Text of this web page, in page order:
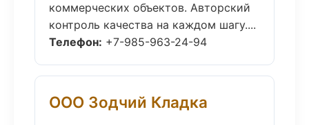
коммерческих объектов. Авторский
контроль качества на каждом шагу....
Телефон: +7-985-963-24-94
ООО Зодчий Кладка